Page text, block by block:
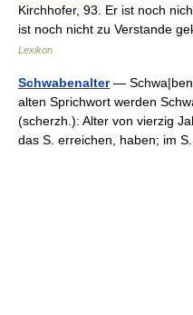
Kirchhofer, 93. Er ist noch
ist noch nicht zu Verstande
Lexikon
Schwabenalter—
alten Sprichwort werden
(scherzh.): Alter von vierzig
das S. erreichen, haben; im